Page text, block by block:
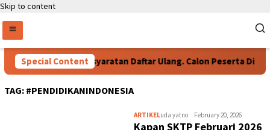
Skip to content
Special ContentPersyaratan Daftar Ulang. Calon Peserta Didik
TAG: #PENDIDIKANINDONESIA
ARTIKELuda yatno February 20, 2026
Kapan SKTP Februari 2026